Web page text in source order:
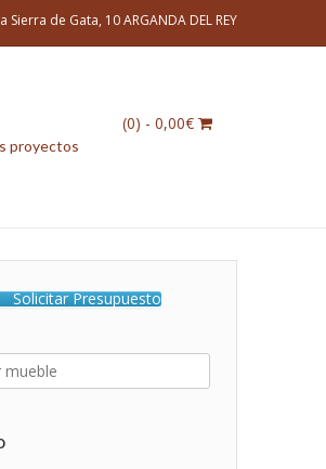
de Gata, 10 ARGANDA DEL REY
(0) - 0,00€
proyectos
Solicitar Presupuesto